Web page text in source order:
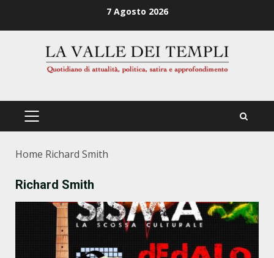
7 Agosto 2026
PRIMÄRES
Home Richard Smith
Richard Smith